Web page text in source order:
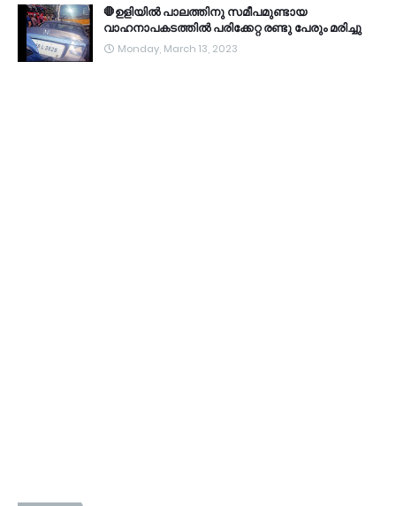
🛑ഉളിയിൽ പാലത്തിനു സമീപമുണ്ടായ
വാഹനാപകടത്തിൽ പരിക്കേറ്റ രണ്ടു പേരും മരിച്ചു
Monday, March 13, 2023